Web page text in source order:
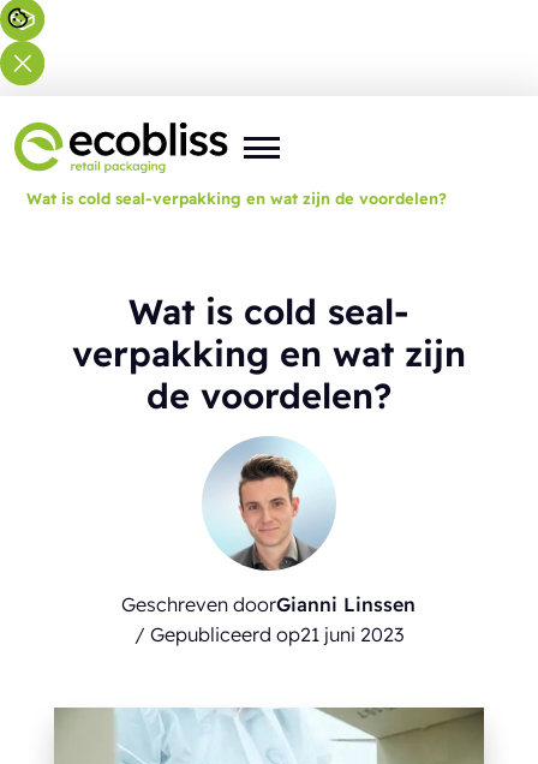
U bent hier: Home
Wat is cold seal-verpakking en wat zijn de voordelen?
Wat is cold seal-
verpakking en wat zijn
de voordelen?
Geschreven doorGianni Linssen
/ Gepubliceerd op21 juni 2023